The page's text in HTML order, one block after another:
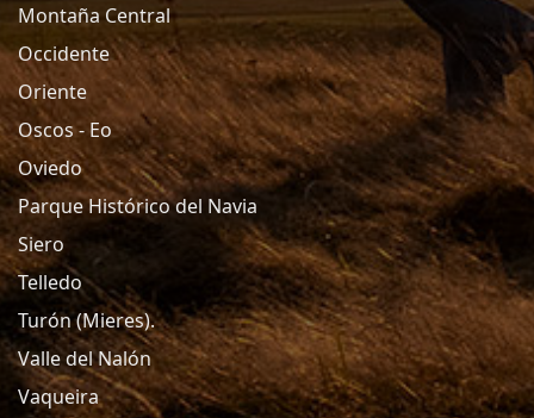
Montaña Central
Occidente
Oriente
Oscos - Eo
Oviedo
Parque Histórico del Navia
Siero
Telledo
Turón (Mieres).
Valle del Nalón
Vaqueira